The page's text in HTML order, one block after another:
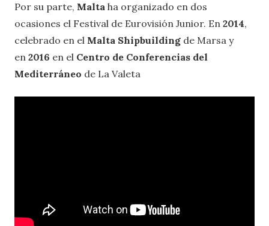
Por su parte, Malta ha organizado en dos
ocasiones el Festival de Eurovisión Junior. En 2014,
celebrado en el Malta Shipbuilding de Marsa y
en 2016 en el Centro de Conferencias del
Mediterráneo de La Valeta